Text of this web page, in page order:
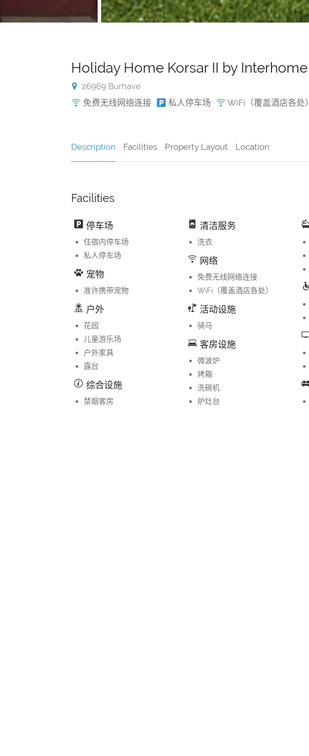
Holiday Home Korsar II by Interhome
26969 Burhave
免费无线网络连接
私人停车场 WiFi（覆盖酒店各处）
Description Facilities Property Layout Location
Facilities
停车场
住宿内停车场
私人停车场
宠物
准许携带宠物
户外
花园
儿童游乐场
户外家具
露台
综合设施
禁烟客房
清洁服务
洗衣
网络
免费无线网络连接
WiFi（覆盖酒店各处）
活动设施
骑马
客房设施
微波炉
烤箱
洗碗机
炉灶台